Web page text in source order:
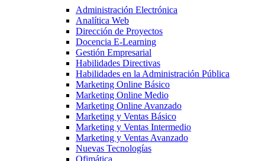
Administración Electrónica
Analítica Web
Dirección de Proyectos
Docencia E-Learning
Gestión Empresarial
Habilidades Directivas
Habilidades en la Administración Pública
Marketing Online Básico
Marketing Online Medio
Marketing Online Avanzado
Marketing y Ventas Básico
Marketing y Ventas Intermedio
Marketing y Ventas Avanzado
Nuevas Tecnologías
Ofimática